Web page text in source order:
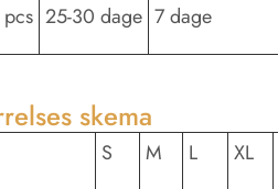
25-30 dage 7 dage
skema
S M L XL